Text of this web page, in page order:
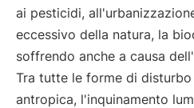
ai pesticidi,
eccessivo della natura, la
soffrendo anche a causa
Tra tutte le forme di
antropica, l'inquinamento